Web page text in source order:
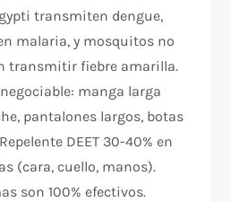
transmiten dengue,
malaria, y mosquitos no
transmitir fiebre amarilla.
manga larga
pantalones largos, botas
DEET 30-40% en
(cara, cuello, manos).
son 100% efectivos.